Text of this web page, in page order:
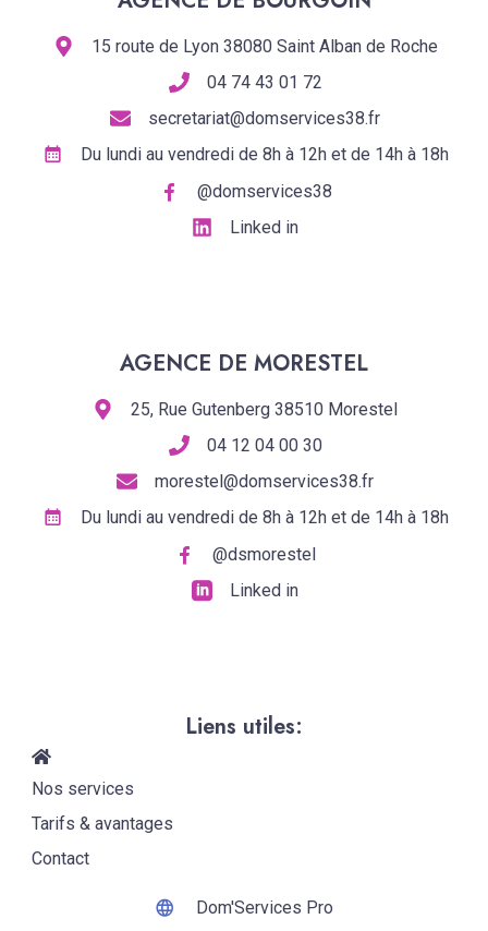
15 route de Lyon 38080 Saint Alban de Roche
04 74 43 01 72
secretariat@domservices38.fr
Du lundi au vendredi de 8h à 12h et de 14h à 18h
@domservices38
Linked in
AGENCE DE MORESTEL
25, Rue Gutenberg 38510 Morestel
04 12 04 00 30
morestel@domservices38.fr
Du lundi au vendredi de 8h à 12h et de 14h à 18h
@dsmorestel
Linked in
Liens utiles:
Nos services
Tarifs & avantages
Contact
Dom'Services Pro